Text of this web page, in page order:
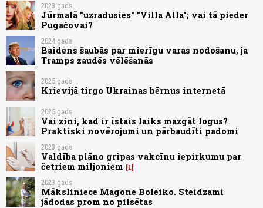
2023.gads
Jūrmalā "uzradusies" "Villa Alla"; vai tā pieder
Pugačovai?
2024.gads
Baidens šaubās par mierīgu varas nodošanu, ja
Tramps zaudēs vēlēšanās
2025.gads
Krievijā tirgo Ukrainas bērnus internetā
2025.gads
Vai zini, kad ir īstais laiks mazgāt logus?
Praktiski novērojumi un pārbaudīti padomi
2023.gads
Valdība plāno gripas vakcīnu iepirkumu par
četriem miljoniem
1
2023.gads
Māksliniece Magone Boleiko. Steidzami
jādodas prom no pilsētas